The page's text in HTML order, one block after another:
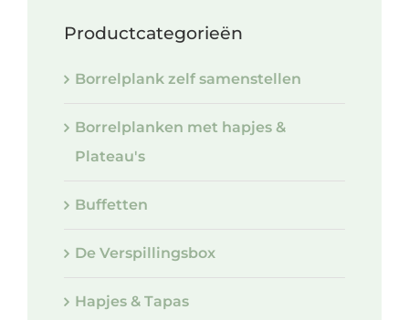
Productcategorieën
Borrelplank zelf samenstellen
Borrelplanken met hapjes &
Plateau's
Buffetten
De Verspillingsbox
Hapjes & Tapas